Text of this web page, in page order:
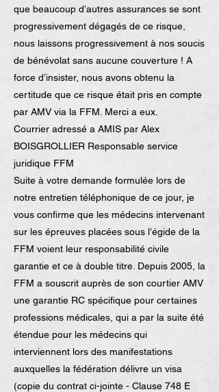
que beaucoup d’autres assurances se sont
progressivement dégagés de ce risque,
nous laissons progressivement à nos soucis
de bénévolat sans aucune couverture ! A
force d’insister, nous avons obtenu la
certitude que ce risque était pris en compte
par AMV via la FFM. Merci a eux.
Courrier adressé a AMIS par Alex
BOISGROLLIER Responsable service
juridique FFM
Suite à votre demande formulée lors de
notre entretien téléphonique de ce jour, je
vous confirme que les médecins intervenant
sur les épreuves placées sous l’égide de la
FFM voient leur responsabilité civile
garantie et ce à double titre. Depuis 2005, la
FFM a souscrit auprès de son courtier AMV
une garantie RC spécifique pour certaines
professions médicales, qui a par la suite été
étendue pour les médecins qui
interviennent lors des manifestations
auxquelles la fédération délivre un visa
(copie du contrat ci-jointe - Clause 748 E